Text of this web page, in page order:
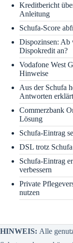
Kreditbericht
Anleitung
Schufa-Score
Dispozinsen: Ab
Dispokredit an?
Vodafone West
Hinweise
Aus der Schufa
Antworten erklärt
Commerzbank
Lösung
Schufa-Eintrag
DSL trotz
Schufa-Eintrag
verbessern
Private
nutzen
HINWEIS: Alle